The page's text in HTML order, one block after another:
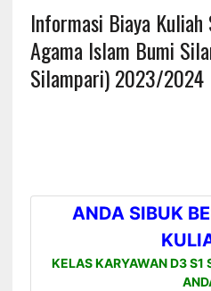
Informasi Biaya Kuliah
Agama Islam Bumi
Silampari) 2023/2024